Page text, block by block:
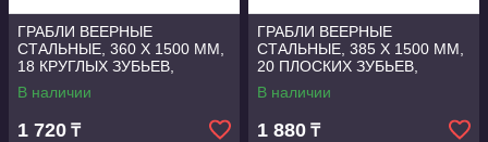
ГРАБЛИ ВЕЕРНЫЕ
СТАЛЬНЫЕ, 360 Х 1500 ММ,
18 КРУГЛЫХ ЗУБЬЕВ,
ДЕРЕВЯННЫЙ ЧЕРЕНОК,
РОССИЯ, СИБРТЕХ
В наличии
1 720 ₸
ГРАБЛИ ВЕЕРНЫЕ
СТАЛЬНЫЕ, 385 Х 1500 ММ,
20 ПЛОСКИХ ЗУБЬЕВ,
ДЕРЕВЯННЫЙ ЧЕРЕНОК,
РОССИЯ, СИБРТЕХ
В наличии
1 880 ₸